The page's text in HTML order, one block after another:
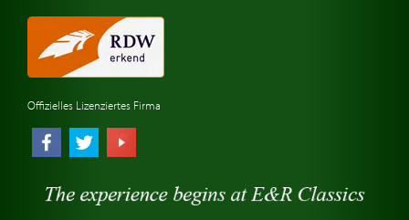
Automarken uhren
Offizielles Lizenziertes Firma